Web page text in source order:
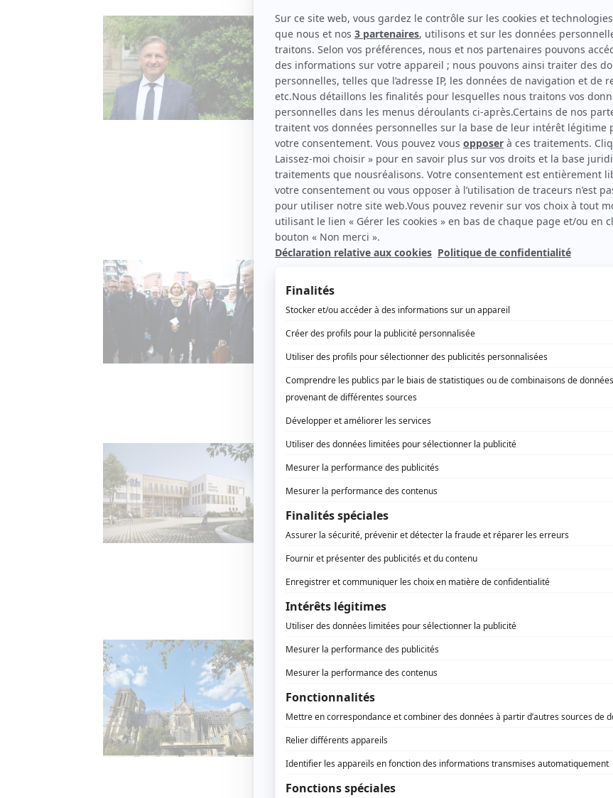
Face aux attaques, l’ADEME rappelle
son rôle dans la transition énergétique
20 JANVIER 2025
Plusieurs agences de l’État ont subi ces derniers jours un tir de
barrage de la part d’un certain nombre d’élus, notamment de
droite, leur reprochant leur action, voire parfois leur existence.
C’est notamment le cas de l’Agence de l’environnement et de la
maîtrise de l’énergie (ADEME), remise en question par le président
du SénatGérard Larcherqui a dénoncé « une dotation de plus de 4
milliards et un effectif de 1.100 équivalents temps-plein, posant la
question de l’efficacité de la dépense publique ».
Environnement
8 JANVIER 2025
Depuis le 15 décembre, l’ensemble des trains du RER E en
provenance de l’est (Chelles – Gournay, Villiers-sur-Marne – Le
Plessis Trévise et Tournan) sont prolongés jusqu’à Nanterre-la-
Folie. Avec l’ouverture du RER E prolongé, on va désormais de la
Transports – mobilités
Le premier lycée Samuel Paty révélé
23 DÉCEMBRE 2024
Valérie Pécresse, présidente de la Région Île-de-France et James
Chéron, vice-président chargé des Lycées et de la Réussite
éducative ont présenté lors d’une réunion publique les plans du
nouveau lycée Samuel Paty, qui ouvrira en septembre 2027 à
formation générale, technologique et BTS.
Développement économique - formation
Réouverture de Notre-Dame : la
Région Île-de-France a « tenu ses
engagements »
Notre-Dame-de-Paris ont été marquées d’une formidable ferveur
tant nationale qu’internationale, la Région Île-de-France a tenu à
extraordinaire chantier.